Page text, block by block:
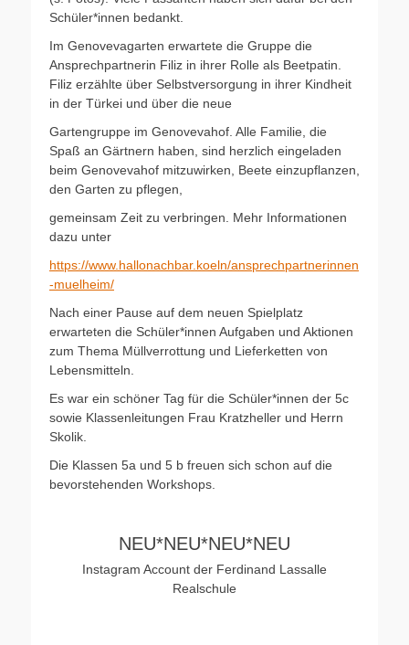
Schüler*innen bedankt.
Im Genovevagarten erwartete die Gruppe die
Ansprechpartnerin Filiz in ihrer Rolle als Beetpatin.
Filiz erzählte über Selbstversorgung in ihrer Kindheit
in der Türkei und über die neue
Gartengruppe im Genovevahof. Alle Familie, die
Spaß an Gärtnern haben, sind herzlich eingeladen
beim Genovevahof mitzuwirken, Beete einzupflanzen,
den Garten zu pflegen,
gemeinsam Zeit zu verbringen. Mehr Informationen
dazu unter
https://www.hallonachbar.koeln/ansprechpartnerinnen
-muelheim/
Nach einer Pause auf dem neuen Spielplatz
erwarteten die Schüler*innen Aufgaben und Aktionen
zum Thema Müllverrottung und Lieferketten von
Lebensmitteln.
Es war ein schöner Tag für die Schüler*innen der 5c
sowie Klassenleitungen Frau Kratzheller und Herrn
Skolik.
Die Klassen 5a und 5 b freuen sich schon auf die
bevorstehenden Workshops.
NEU*NEU*NEU*NEU
Instagram Account der Ferdinand Lassalle
Realschule